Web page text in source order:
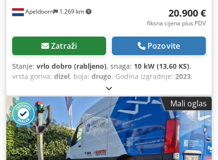
Apeldoorn 1.269 km 20.900 €
fiksna cijena plus PDV
Zatraži Pozovite
Stanje: vrlo dobro (rabljeno), snaga: 10 kW (13,60 KS),
vrsta goriva: dizel, boja: drugo, Godina izgradnje: 2023,
Mali oglas